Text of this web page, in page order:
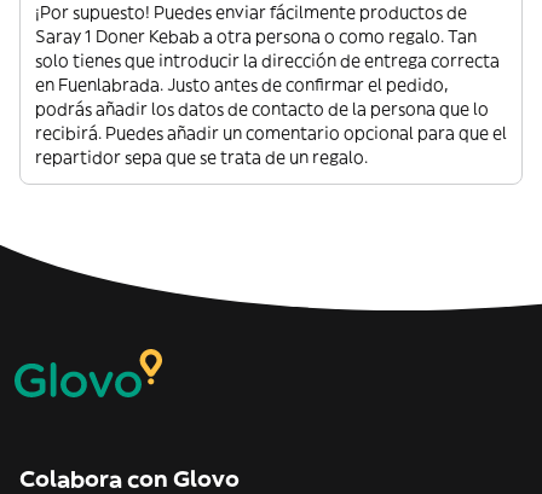
¡Por supuesto! Puedes enviar fácilmente productos de
Saray 1 Doner Kebab a otra persona o como regalo. Tan
solo tienes que introducir la dirección de entrega correcta
en Fuenlabrada. Justo antes de confirmar el pedido,
podrás añadir los datos de contacto de la persona que lo
recibirá. Puedes añadir un comentario opcional para que el
repartidor sepa que se trata de un regalo.
Colabora con Glovo